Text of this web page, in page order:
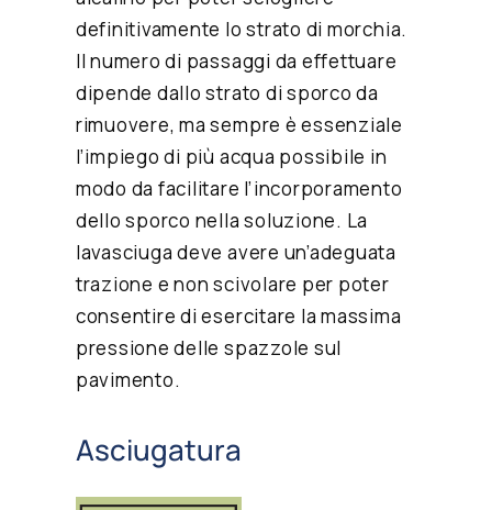
definitivamente lo strato di morchia.
Il numero di passaggi da effettuare
dipende dallo strato di sporco da
rimuovere, ma sempre è essenziale
l’impiego di più acqua possibile in
modo da facilitare l’incorporamento
dello sporco nella soluzione. La
lavasciuga deve avere un’adeguata
trazione e non scivolare per poter
consentire di esercitare la massima
pressione delle spazzole sul
pavimento.
Asciugatura